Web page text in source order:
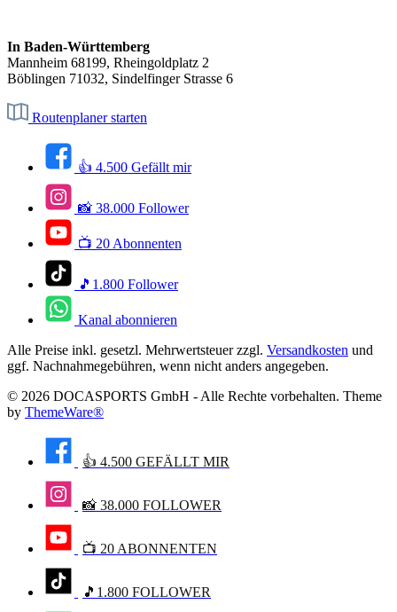
In Baden-Württemberg
Mannheim 68199, Rheingoldplatz 2
Böblingen 71032, Sindelfinger Strasse 6
Routenplaner starten
👍 4.500 Gefällt mir
📸 38.000 Follower
📺 20 Abonnenten
🎵1.800 Follower
Kanal abonnieren
Alle Preise inkl. gesetzl. Mehrwertsteuer zzgl. Versandkosten und
ggf. Nachnahmegebühren, wenn nicht anders angegeben.
© 2026 DOCASPORTS GmbH - Alle Rechte vorbehalten. Theme
by ThemeWare®
👍 4.500 GEFÄLLT MIR
📸 38.000 FOLLOWER
📺 20 ABONNENTEN
🎵1.800 FOLLOWER